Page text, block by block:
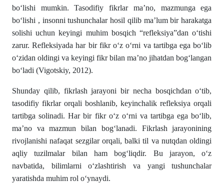
bo‘lishi mumkin. Tasodifiy fikrlar ma’no, mazmunga ega
bo‘lishi , insonni tushunchalar hosil qilib ma’lum bir harakatga
solishi uchun keyingi muhim bosqich “refleksiya”dan o‘tishi
zarur. Refleksiyada har bir fikr o‘z o‘rni va tartibga ega bo‘lib
o‘zidan oldingi va keyingi fikr bilan ma’no jihatdan bog‘langan
bo‘ladi (Vigotskiy, 2012).
Shunday qilib, fikrlash jarayoni bir necha bosqichdan o‘tib,
tasodifiy fikrlar orqali boshlanib, keyinchalik refleksiya orqali
tartibga solinadi. Har bir fikr o‘z o‘rni va tartibga ega bo‘lib,
ma’no va mazmun bilan bog‘lanadi. Fikrlash jarayonining
rivojlanishi nafaqat sezgilar orqali, balki til va nutqdan oldingi
aqliy tuzilmalar bilan ham bog‘liqdir. Bu jarayon, o‘z
navbatida, bilimlarni o‘zlashtirish va yangi tushunchalar
yaratishda muhim rol o‘ynaydi.